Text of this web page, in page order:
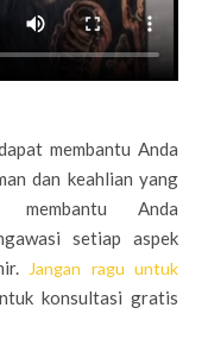
membantu Anda
dan keahlian yang
membantu Anda
setiap aspek
Jangan ragu untuk
konsultasi gratis